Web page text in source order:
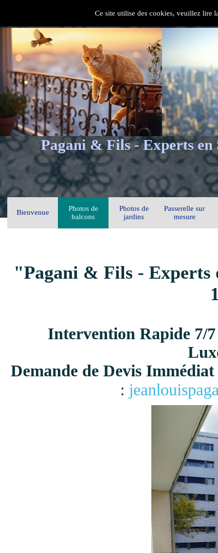
Ce site utilise des cookies, veuillez lire
Pagani & Fils - Experts en
Bienvenue
Photos de
balcons
Photos de
jardins
Passerelle sur
mesure
"Pagani & Fils - Experts
Intervention Rapide 7/
Demande de Devis
: